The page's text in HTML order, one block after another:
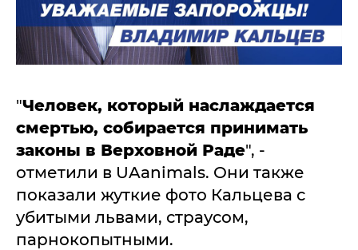
"Человек, который наслаждается
смертью, собирается принимать
законы в Верховной Раде", -
отметили в UAanimals. Они также
показали жуткие фото Кальцева с
убитыми львами, страусом,
парнокопытными.